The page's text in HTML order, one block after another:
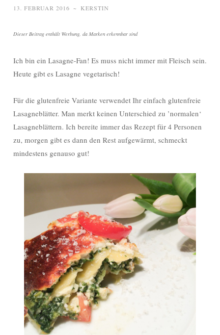
13. FEBRUAR 2016 ~ KERSTIN
Dieser Beitrag enthält Werbung, da Marken erkennbar sind
Ich bin ein Lasagne-Fan! Es muss nicht immer mit Fleisch sein.
Heute gibt es Lasagne vegetarisch!
Für die glutenfreie Variante verwendet Ihr einfach glutenfreie
Lasagneblätter. Man merkt keinen Unterschied zu ’normalen‘
Lasagneblättern. Ich bereite immer das Rezept für 4 Personen
zu, morgen gibt es dann den Rest aufgewärmt, schmeckt
mindestens genauso gut!